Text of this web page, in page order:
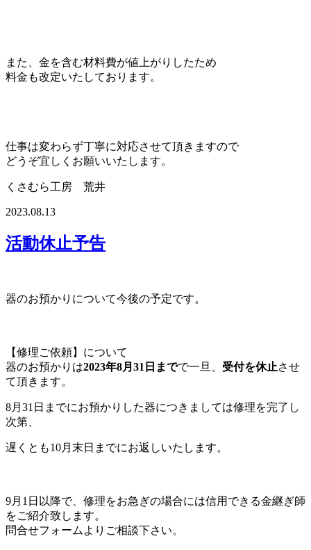
また、金を含む材料費が値上がりしたため
料金も改定いたしております。
仕事は変わらず丁寧に対応させて頂きますので
どうぞ宜しくお願いいたします。
くさむら工房 荒井
投
稿
ゲ
シ
ョ
2023.08.13
活動休止予告
器のお預かりについて今後の予定です。
【修理ご依頼】について
器のお預かりは2023年8月31日までで一旦、 受付を休止させ
て頂きます。
8月31日までにお預かりした器につきましては修理を完了し
次第、
遅くとも10月末日までにお返しいたします。
9月1日以降で、修理をお急ぎの場合には信用できる金継ぎ師
をご紹介致します。
問合せフォームよりご相談下さい。